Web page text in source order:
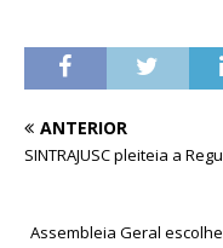
ANTERIOR
SINTRAJUSC pleiteia a
Assembleia Geral